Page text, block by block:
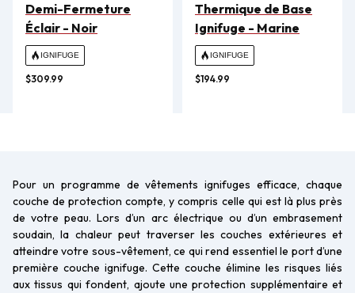
Demi-Fermeture
Éclair - Noir
IGNIFUGE
$309.99
Thermique de Base
Ignifuge - Marine
IGNIFUGE
$194.99
Pour un programme de vêtements ignifuges efficace, chaque
couche de protection compte, y compris celle qui est là plus près
de votre peau. Lors d’un arc électrique ou d’un embrasement
soudain, la chaleur peut traverser les couches extérieures et
atteindre votre sous-vêtement, ce qui rend essentiel le port d’une
première couche ignifuge. Cette couche élimine les risques liés
aux tissus qui fondent, ajoute une protection supplémentaire et